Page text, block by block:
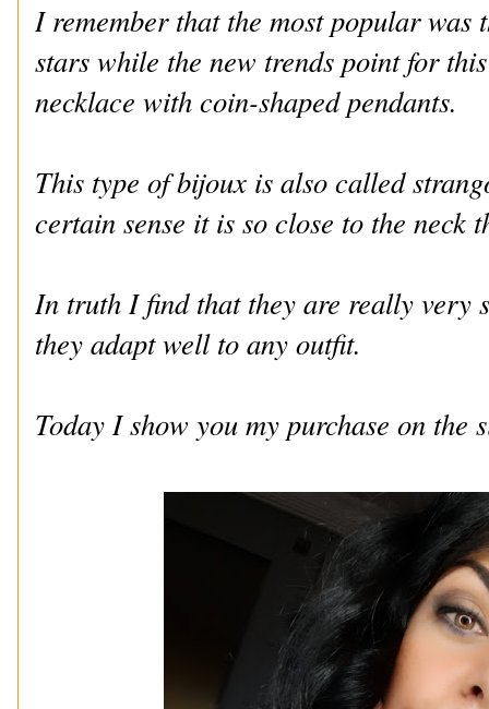
I remember that the most popular was
stars while the new trends point for
necklace with coin-shaped pendants.
This type of bijoux is also called
certain sense it is so close to the neck
In truth I find that they are really very
they adapt well to any outfit.
Today I show you my purchase on the